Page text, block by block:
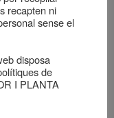
recapten ni
sense el
disposa
de
I PLANTA